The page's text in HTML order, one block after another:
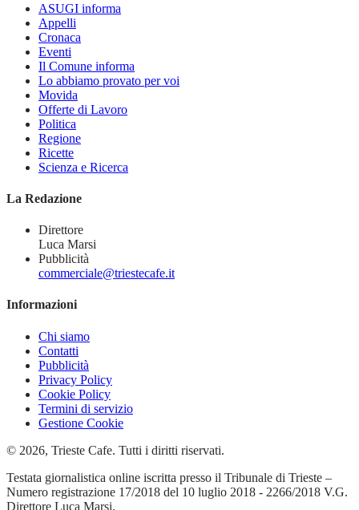
ASUGI informa
Appelli
Cronaca
Eventi
Il Comune informa
Lo abbiamo provato per voi
Movida
Offerte di Lavoro
Politica
Regione
Ricette
Scienza e Ricerca
La Redazione
Direttore
Luca Marsi
Pubblicità
commerciale@triestecafe.it
Informazioni
Chi siamo
Contatti
Pubblicità
Privacy Policy
Cookie Policy
Termini di servizio
Gestione Cookie
© 2026, Trieste Cafe. Tutti i diritti riservati.
Testata giornalistica online iscritta presso il Tribunale di Trieste –
Numero registrazione 17/2018 del 10 luglio 2018 - 2266/2018 V.G.
Direttore Luca Marsi.